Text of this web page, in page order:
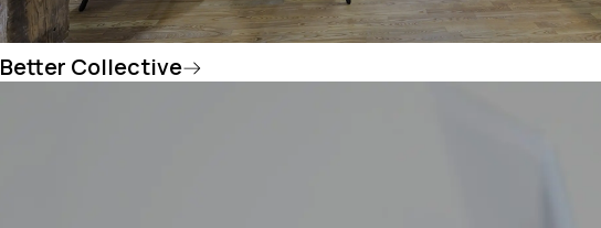
Better Collective